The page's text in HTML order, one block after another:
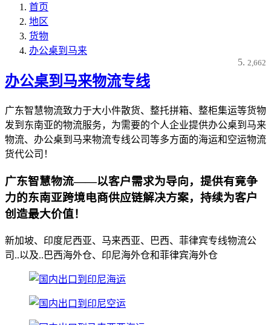
首页
地区
货物
办公桌到马来
2,662
办公桌到马来物流专线
广东智慧物流致力于大小件散货、整托拼箱、整柜集运等货物
发到东南亚的物流服务，为需要的个人企业提供办公桌到马来
物流、办公桌到马来物流专线公司等多方面的海运和空运物流
货代公司！
广东智慧物流——以客户需求为导向，提供有竟争
力的东南亚跨境电商供应链解决方案，持续为客户
创造最大价值！
新加坡、印度尼西亚、马来西亚、巴西、菲律宾专线物流公
司..以及..巴西海外仓、印尼海外仓和菲律宾海外仓